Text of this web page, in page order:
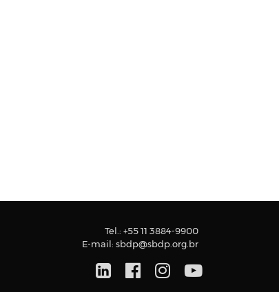
Tel.: +55 11 3884-9900
E-mail: sbdp@sbdp.org.br